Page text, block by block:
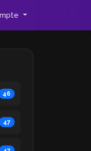
46
47